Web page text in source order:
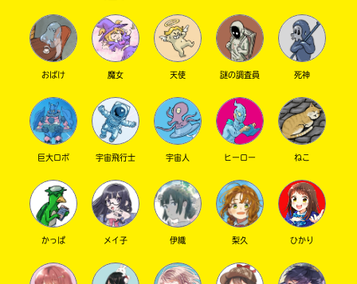
このマチのことを
もっと知りたい
キミに
おばけ 魔女 天使 謎の調査員 死神
巨大ロボ 宇宙飛行士 宇宙人 ヒーロー ねこ
かっぱ メイ子 伊織 梨久 ひかり